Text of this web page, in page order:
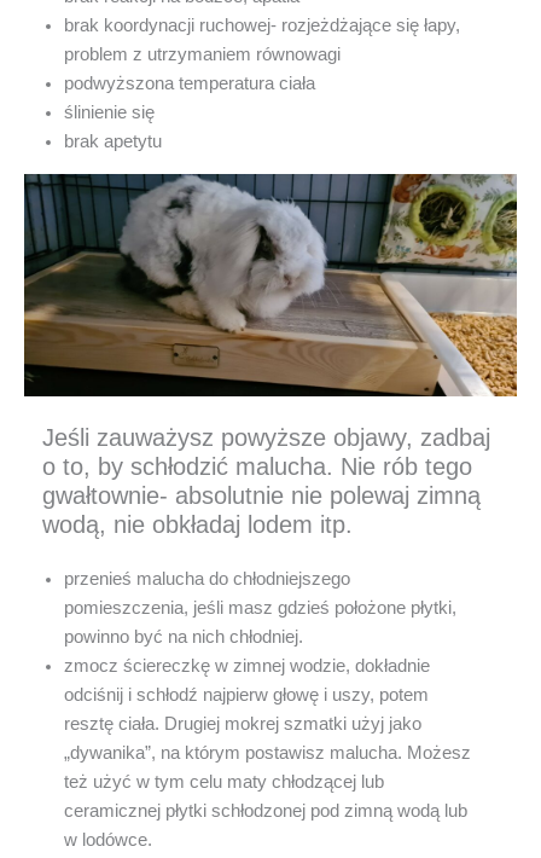
brak koordynacji ruchowej- rozjeżdżające się łapy,
problem z utrzymaniem równowagi
podwyższona temperatura ciała
ślinienie się
brak apetytu
Jeśli zauważysz powyższe objawy, zadbaj
o to, by schłodzić malucha. Nie rób tego
gwałtownie- absolutnie nie polewaj zimną
wodą, nie obkładaj lodem itp.
przenieś malucha do chłodniejszego
pomieszczenia, jeśli masz gdzieś położone płytki,
powinno być na nich chłodniej.
zmocz ściereczkę w zimnej wodzie, dokładnie
odciśnij i schłodź najpierw głowę i uszy, potem
resztę ciała. Drugiej mokrej szmatki użyj jako
„dywanika”, na którym postawisz malucha. Możesz
też użyć w tym celu maty chłodzącej lub
ceramicznej płytki schłodzonej pod zimną wodą lub
w lodówce.